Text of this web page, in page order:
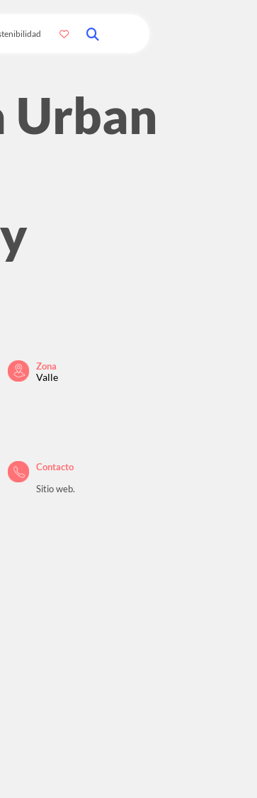
Urban
Zona
Valle
Contacto
Sitio web.